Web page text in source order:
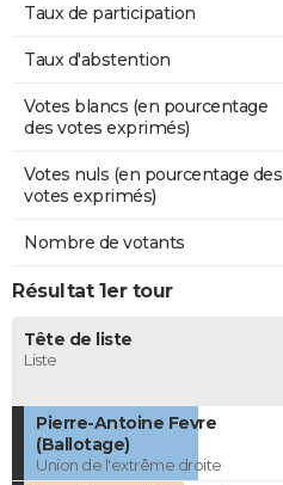
Taux de participation
Taux d'abstention
Votes blancs (en pourcentage
des votes exprimés)
Votes nuls (en pourcentage des
votes exprimés)
Nombre de votants
Résultat 1er tour
Tête de liste
Liste
Pierre-Antoine Fevre
(Ballotage)
Union de l'extrême droite